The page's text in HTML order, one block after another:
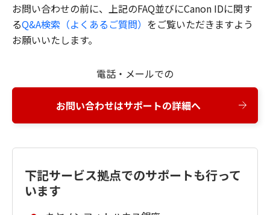
お問い合わせの前に、上記のFAQ並びにCanon IDに関す
るQ&A検索（よくあるご質問） をご覧いただきますよう
お願いいたします。
電話・メールでの
お問い合わせはサポートの詳細へ
下記サービス拠点でのサポートも行って
います